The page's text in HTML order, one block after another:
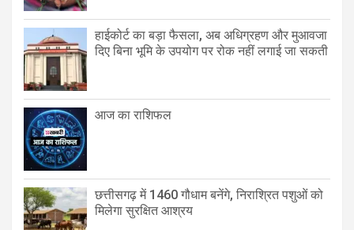
हाईकोर्ट का बड़ा फैसला, अब अधिग्रहण और मुआवजा
दिए बिना भूमि के उपयोग पर रोक नहीं लगाई जा सकती
आज का राशिफल
छत्तीसगढ़ में 1460 गौधाम बनेंगे, निराश्रित पशुओं को
मिलेगा सुरक्षित आश्रय